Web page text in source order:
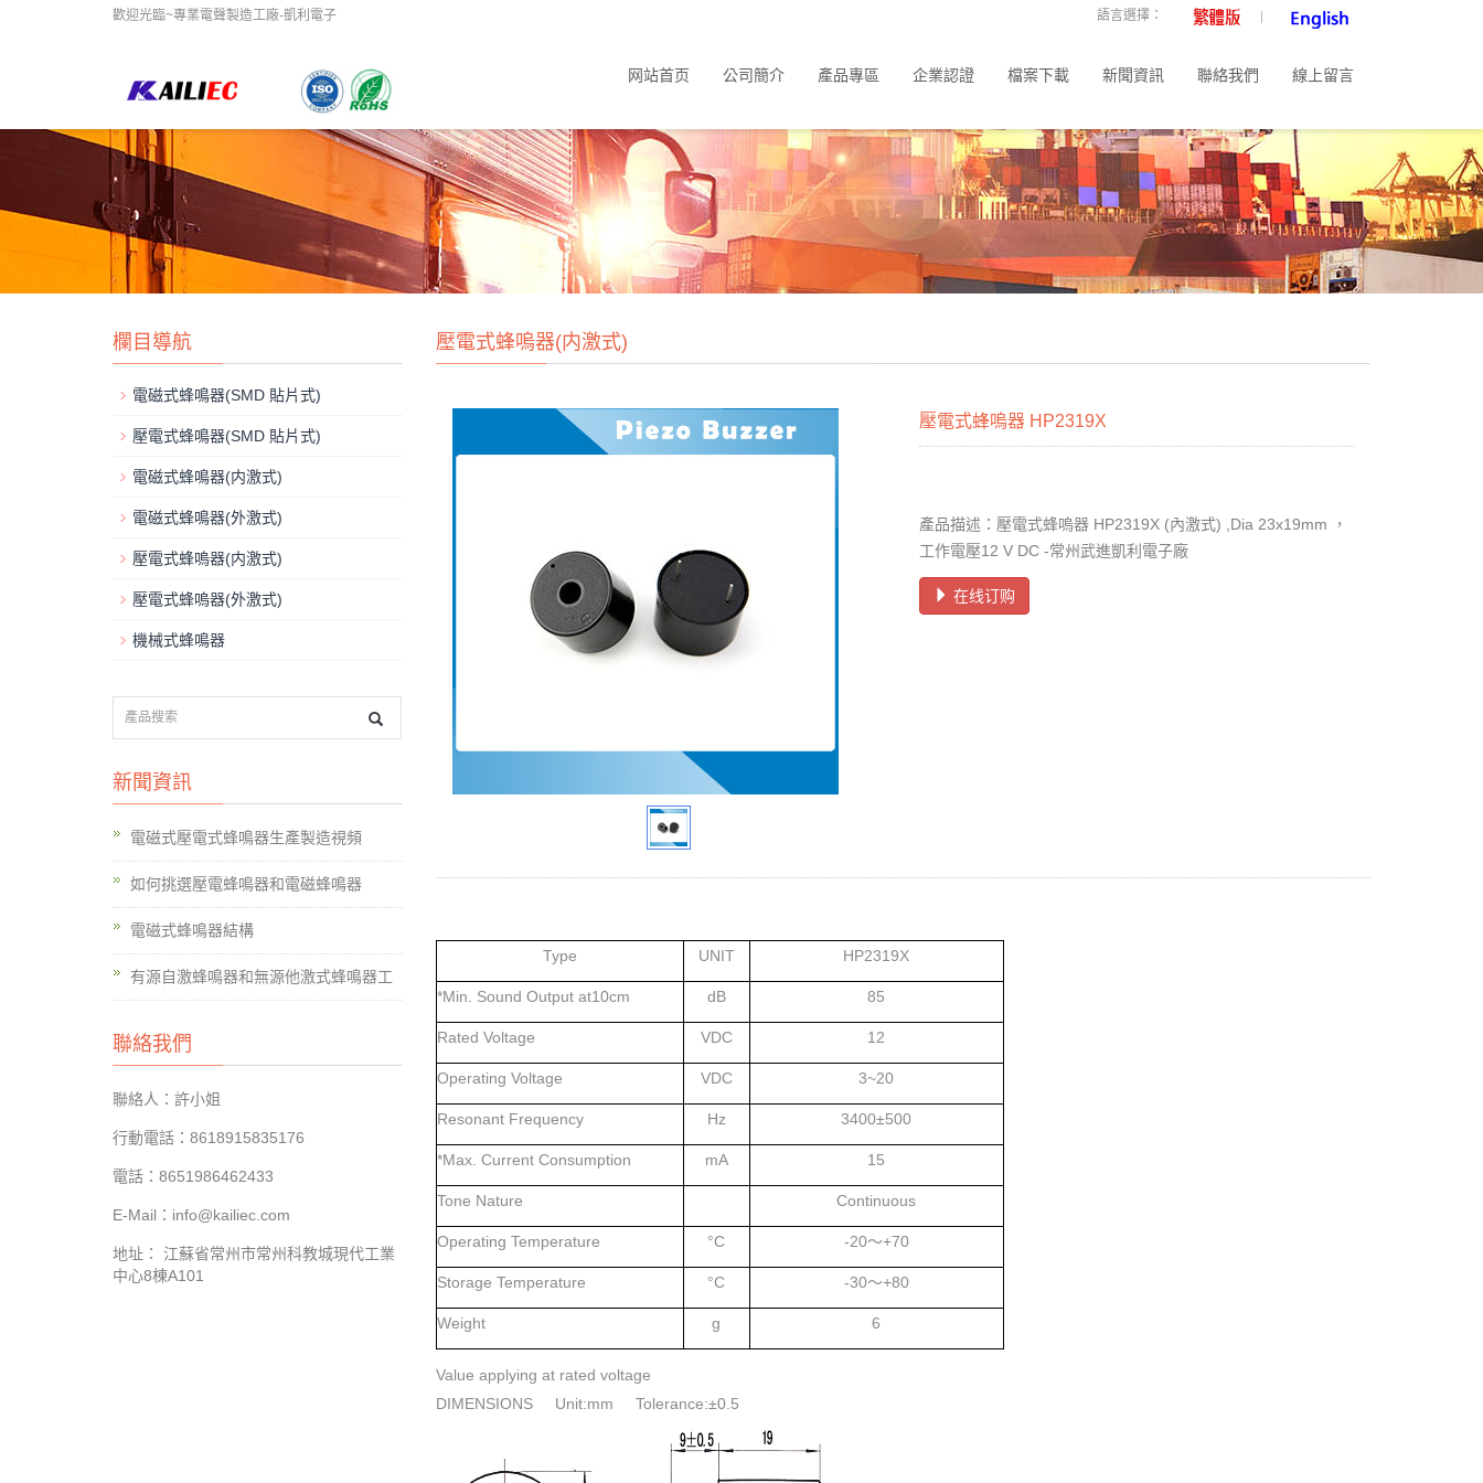
歡迎光臨~專業電聲製造工廠-凱利電子 語言選擇：
网站首页 公司簡介 產品專區 企業認證 檔案下載 新聞資訊 聯絡我們 線上留言
壓電式蜂嗚器(内激式)
壓電式蜂嗚器 HP2319X
產品描述：壓電式蜂嗚器 HP2319X (內激式) ,Dia 23x19mm ，
工作電壓12 V DC -常州武進凱利電子廠
在线订购
Type UNIT HP2319X
*Min. Sound Output at10cm dB 85
Rated Voltage VDC 12
Operating Voltage VDC 3~20
Resonant Frequency Hz 3400±500
*Max. Current Consumption mA 15
Tone Nature Continuous
Operating Temperature °C -20～+70
Storage Temperature °C -30～+80
Weight g 6
Value applying at rated voltage
DIMENSIONS Unit:mm Tolerance:±0.5
欄目導航
電磁式蜂鳴器(SMD 貼片式)
壓電式蜂鳴器(SMD 貼片式)
電磁式蜂鳴器(内激式)
電磁式蜂鳴器(外激式)
壓電式蜂嗚器(内激式)
壓電式蜂嗚器(外激式)
機械式蜂鳴器
新聞資訊
電磁式壓電式蜂鳴器生產製造視頻
如何挑選壓電蜂鳴器和電磁蜂鳴器
電磁式蜂鳴器結構
有源自激蜂鳴器和無源他激式蜂鳴器工
聯絡我們
聯絡人：許小姐
行動電話：8618915835176
電話：8651986462433
E-Mail：info@kailiec.com
地址： 江蘇省常州市常州科教城現代工業
中心8棟A101